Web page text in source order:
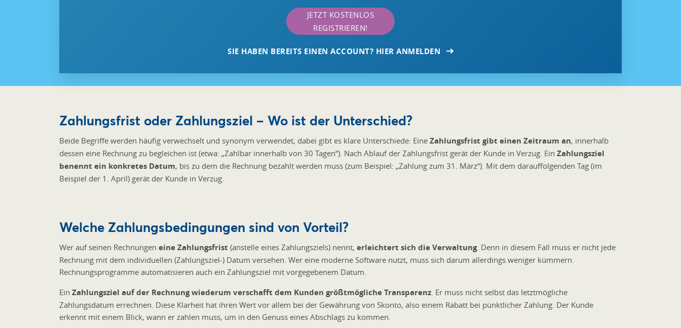
JETZT KOSTENLOS
REGISTRIEREN!
SIE HABEN BEREITS EINEN ACCOUNT? HIER ANMELDEN
Zahlungsfrist oder Zahlungsziel – Wo ist der Unterschied?
Beide Begriffe werden häufig verwechselt und synonym verwendet, dabei gibt es klare Unterschiede: Eine Zahlungsfrist gibt einen Zeitraum an, innerhalb
dessen eine Rechnung zu begleichen ist (etwa: „Zahlbar innerhalb von 30 Tagen“). Nach Ablauf der Zahlungsfrist gerät der Kunde in Verzug. Ein Zahlungsziel
benennt ein konkretes Datum, bis zu dem die Rechnung bezahlt werden muss (zum Beispiel: „Zahlung zum 31. März“). Mit dem darauffolgenden Tag (im
Beispiel der 1. April) gerät der Kunde in Verzug.
Welche Zahlungsbedingungen sind von Vorteil?
Wer auf seinen Rechnungen eine Zahlungsfrist (anstelle eines Zahlungsziels) nennt, erleichtert sich die Verwaltung. Denn in diesem Fall muss er nicht jede
Rechnung mit dem individuellen (Zahlungsziel-) Datum versehen. Wer eine moderne Software nutzt, muss sich darum allerdings weniger kümmern.
Rechnungsprogramme automatisieren auch ein Zahlungsziel mit vorgegebenem Datum.
Ein Zahlungsziel auf der Rechnung wiederum verschafft dem Kunden größtmögliche Transparenz . Er muss nicht selbst das letztmögliche
Zahlungsdatum errechnen. Diese Klarheit hat ihren Wert vor allem bei der Gewährung von Skonto, also einem Rabatt bei pünktlicher Zahlung. Der Kunde
erkennt mit einem Blick, wann er zahlen muss, um in den Genuss eines Abschlags zu kommen.